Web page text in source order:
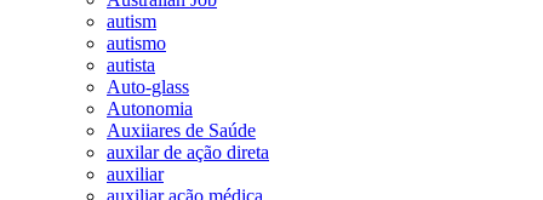
autism
autismo
autista
Auto-glass
Autonomia
Auxiiares de Saúde
auxilar de ação direta
auxiliar
auxiliar ação médica